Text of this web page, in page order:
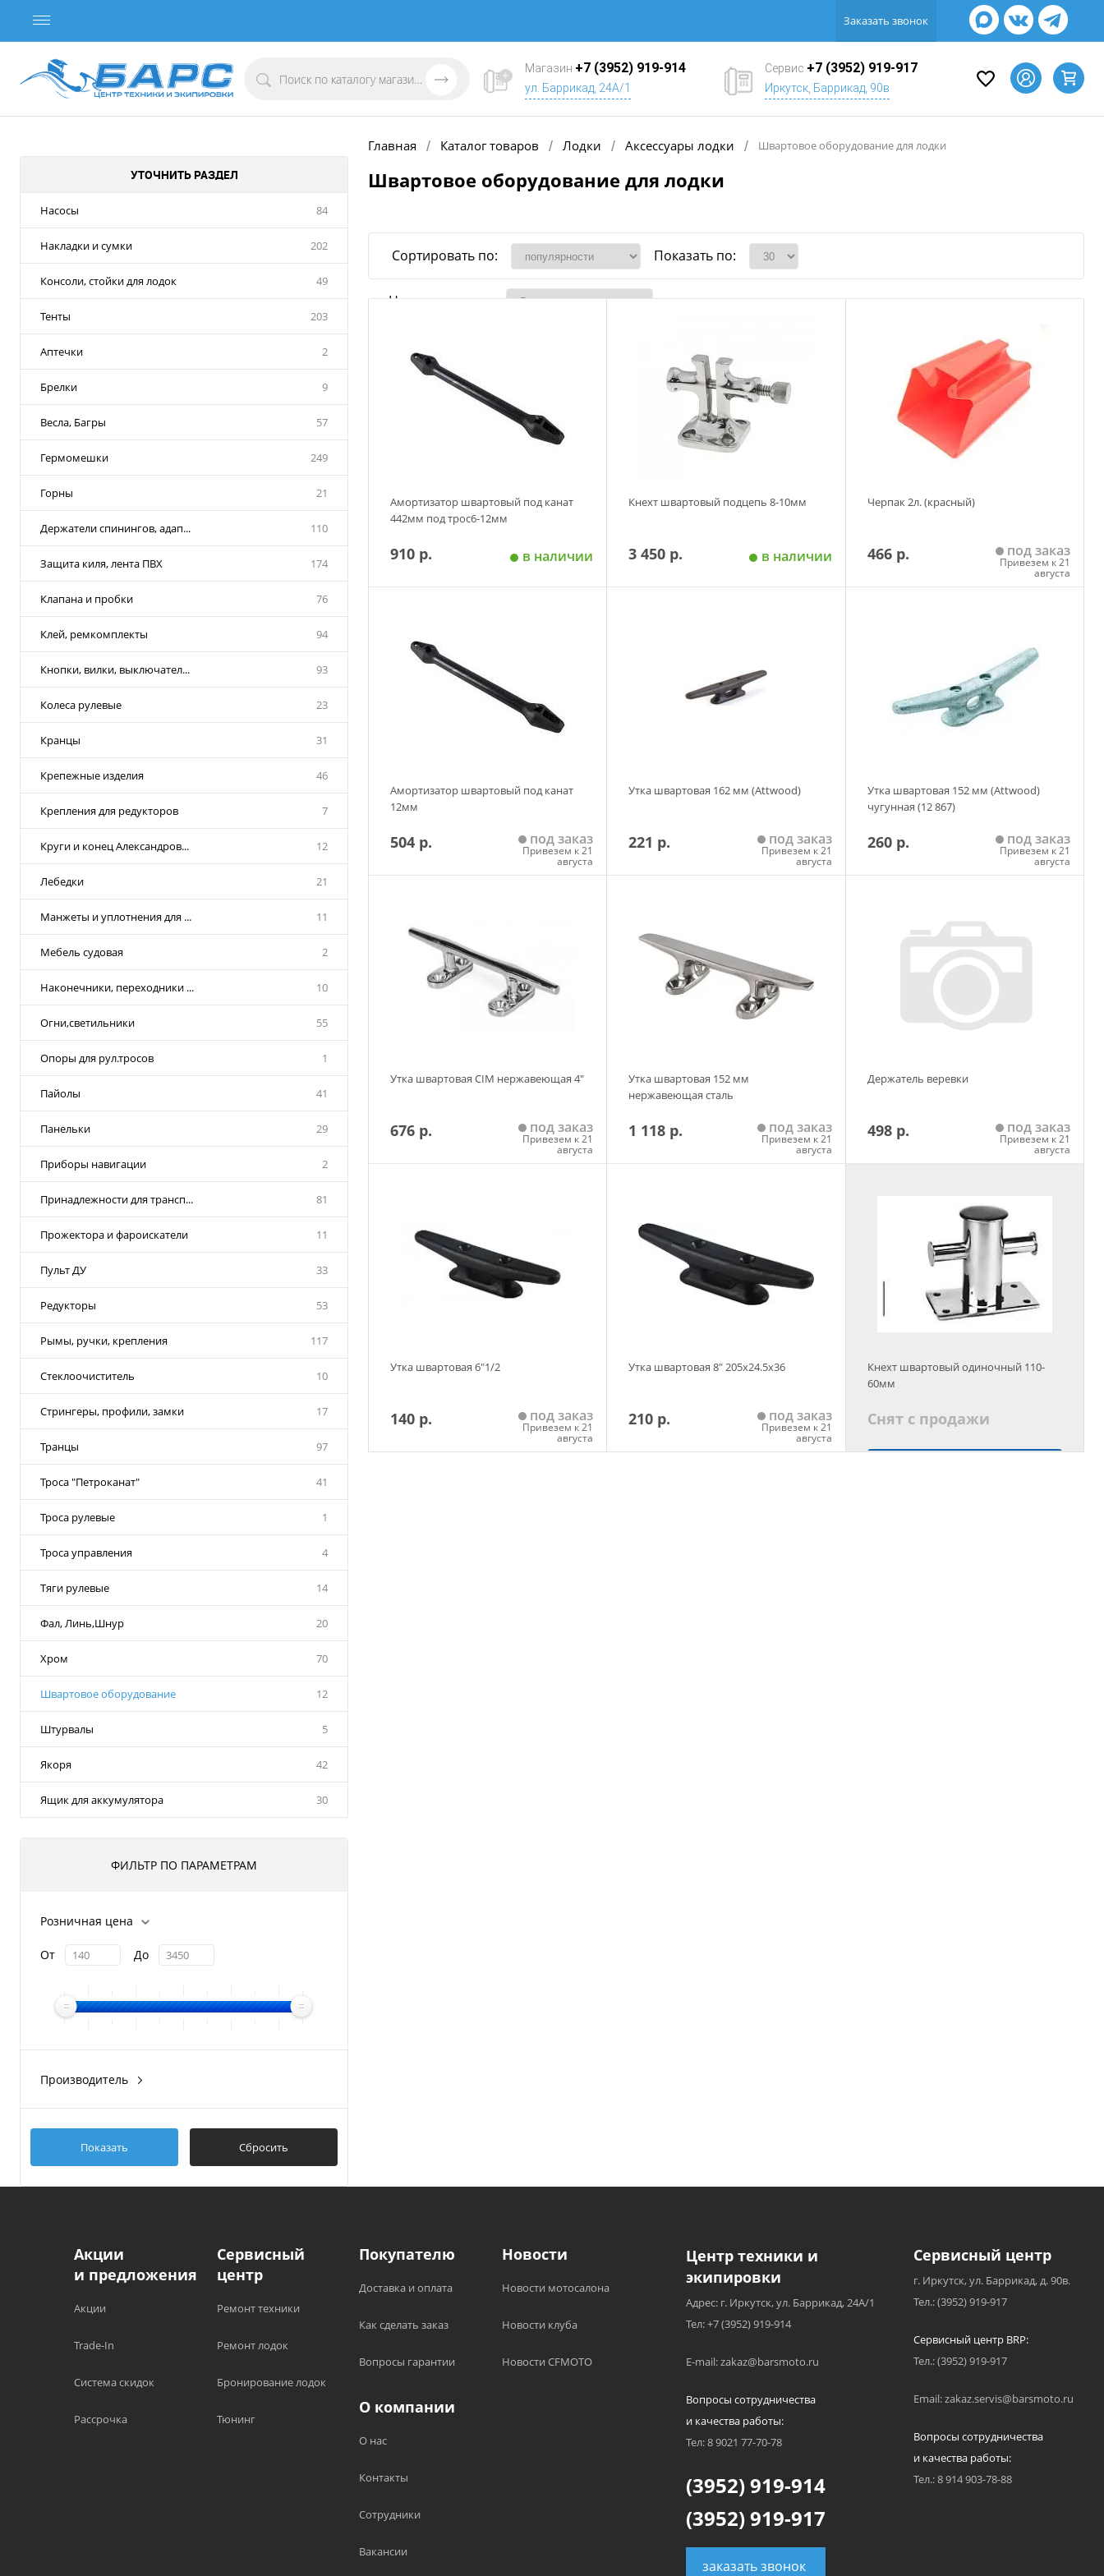
Заказать звонок
Магазин +7 (3952) 919-914
ул. Баррикад, 24А/1
Сервис +7 (3952) 919-917
Иркутск, Баррикад, 90в
УТОЧНИТЬ РАЗДЕЛ
Насосы 84
Накладки и сумки 202
Консоли, стойки для лодок 49
Тенты 203
Аптечки 2
Брелки 9
Весла, Багры 57
Гермомешки 249
Горны 21
Держатели спинингов, адап... 110
Защита киля, лента ПВХ 174
Клапана и пробки 76
Клей, ремкомплекты 94
Кнопки, вилки, выключател... 93
Колеса рулевые 23
Кранцы 31
Крепежные изделия 46
Крепления для редукторов 7
Круги и конец Александров... 12
Лебедки 21
Манжеты и уплотнения для ... 11
Мебель судовая 2
Наконечники, переходники ... 10
Огни,светильники 55
Опоры для рул.тросов 1
Пайолы 41
Панельки 29
Приборы навигации 2
Принадлежности для трансп... 81
Прожектора и фароискатели 11
Пульт ДУ 33
Редукторы 53
Рымы, ручки, крепления 117
Стеклоочиститель 10
Стрингеры, профили, замки 17
Транцы 97
Троса "Петроканат" 41
Троса рулевые 1
Троса управления 4
Тяги рулевые 14
Фал, Линь,Шнур 20
Хром 70
Швартовое оборудование 12
Штурвалы 5
Якоря 42
Ящик для аккумулятора 30
ФИЛЬТР ПО ПАРАМЕТРАМ
Розничная цена
От До
Производитель
Показать Сбросить
Главная / Каталог товаров / Лодки / Аксессуары лодки / Швартовое оборудование для лодки
Швартовое оборудование для лодки
Сортировать по: Показать по:
Наличие товара
Амортизатор швартовый под канат
442мм под трос6-12мм
910 р. в наличии
Кнехт швартовый подцепь 8-10мм
3 450 р. в наличии
Черпак 2л. (красный)
466 р. под заказ
Привезем к 21
августа
Амортизатор швартовый под канат
12мм
504 р. под заказ
Привезем к 21
августа
Утка швартовая 162 мм (Attwood)
221 р. под заказ
Привезем к 21
августа
Утка швартовая 152 мм (Attwood)
чугунная (12 867)
260 р. под заказ
Привезем к 21
августа
Утка швартовая CIM нержавеющая 4"
676 р. под заказ
Привезем к 21
августа
Утка швартовая 152 мм
нержавеющая сталь
1 118 р. под заказ
Привезем к 21
августа
Держатель веревки
498 р. под заказ
Привезем к 21
августа
Утка швартовая 6"1/2
140 р. под заказ
Привезем к 21
августа
Утка швартовая 8" 205х24.5х36
210 р. под заказ
Привезем к 21
августа
Кнехт швартовый одиночный 110-
60мм
Снят с продажи
Акции
и предложения
Акции
Trade-In
Система скидок
Рассрочка
Сервисный
центр
Ремонт техники
Ремонт лодок
Бронирование лодок
Тюнинг
Покупателю
Доставка и оплата
Как сделать заказ
Вопросы гарантии
Новости
Новости мотосалона
Новости клуба
Новости CFMOTO
О компании
О нас
Контакты
Сотрудники
Вакансии
Центр техники и
экипировки
Адрес: г. Иркутск, ул. Баррикад, 24А/1
Тел: +7 (3952) 919-914
E-mail: zakaz@barsmoto.ru
Вопросы сотрудничества
и качества работы:
Тел: 8 9021 77-70-78
(3952) 919-914
(3952) 919-917
заказать звонок
Сервисный центр
г. Иркутск, ул. Баррикад, д. 90в.
Тел.: (3952) 919-917
Сервисный центр BRP:
Тел.: (3952) 919-917
Email: zakaz.servis@barsmoto.ru
Вопросы сотрудничества
и качества работы:
Тел.: 8 914 903-78-88